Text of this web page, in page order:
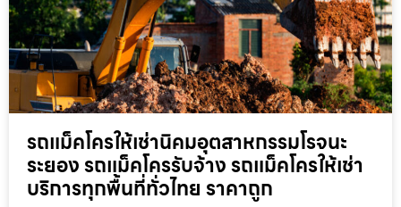
รถแม็คโครให้เช่านิคมอุตสาหกรรมโรจนะ
ระยอง รถแม็คโครรับจ้าง รถแม็คโครให้เช่า
บริการทุกพื้นที่ทั่วไทย ราคาถูก